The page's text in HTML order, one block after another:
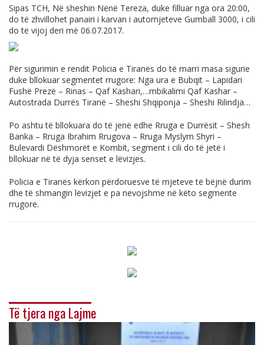
Sipas TCH, Në sheshin Nënë Tereza, duke filluar nga ora 20:00,
do të zhvillohet panairi i karvan i automjeteve Gumball 3000, i cili
do të vijoj deri më 06.07.2017.
Për sigurimin e rendit Policia e Tiranës do të marri masa sigurie
duke bllokuar segmentet rrugore: Nga ura e Bubqit – Lapidari
Fushë Prezë – Rinas – Qaf Kashari,…mbikalimi Qaf Kashar –
Autostrada Durrës Tiranë – Sheshi Shqiponja – Sheshi Rilindja…
Po ashtu të bllokuara do të jenë edhe Rruga e Durrësit – Shesh
Banka – Rruga Ibrahim Rrugova – Rruga Myslym Shyri –
Bulevardi Dëshmorët e Kombit, segment i cili do të jetë i
bllokuar në të dyja senset e lëvizjes.
Policia e Tiranës kërkon përdoruesve të mjeteve të bëjnë durim
dhe të shmangin lëvizjet e pa nevojshme në këto segmente
rrugore.
Të tjera nga Lajme